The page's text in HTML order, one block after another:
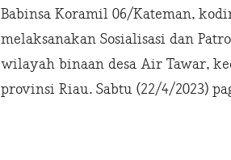
Babinsa Koramil 06/Kateman,
melaksanakan Sosialisasi dan
wilayah binaan desa Air Tawar,
provinsi Riau. Sabtu (22/4/2023)